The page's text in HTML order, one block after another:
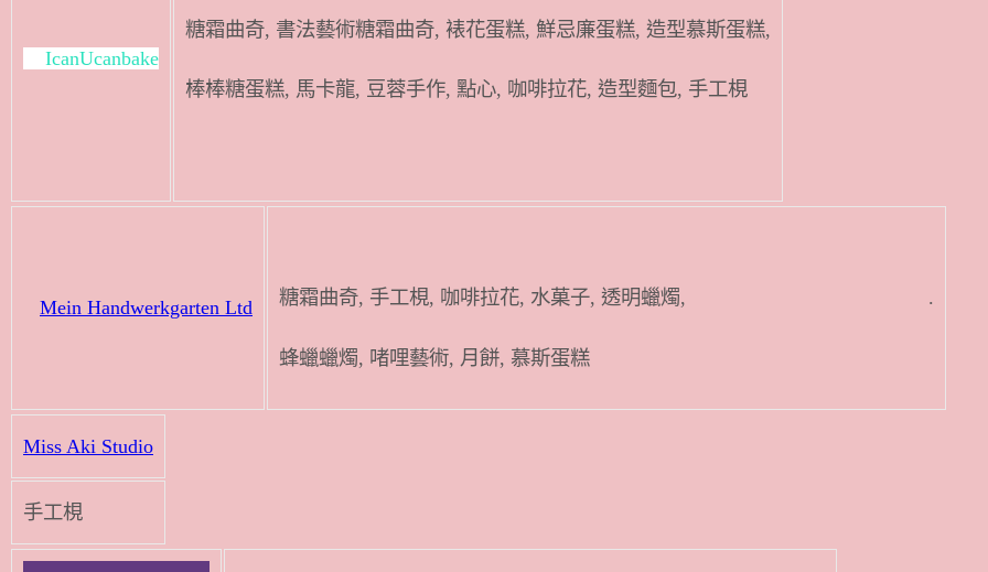
IcanUcanbake
糖霜曲奇, 書法藝術糖霜曲奇, 裱花蛋糕, 鮮忌廉蛋糕, 造型慕斯蛋糕,
棒棒糖蛋糕, 馬卡龍, 豆蓉手作, 點心, 咖啡拉花, 造型麵包, 手工梘
Mein Handwerkgarten Ltd 糖霜曲奇, 手工梘, 咖啡拉花, 水菓子, 透明蠟燭, .
蜂蠟蠟燭, 啫哩藝術, 月餅, 慕斯蛋糕
Miss Aki Studio
手工梘